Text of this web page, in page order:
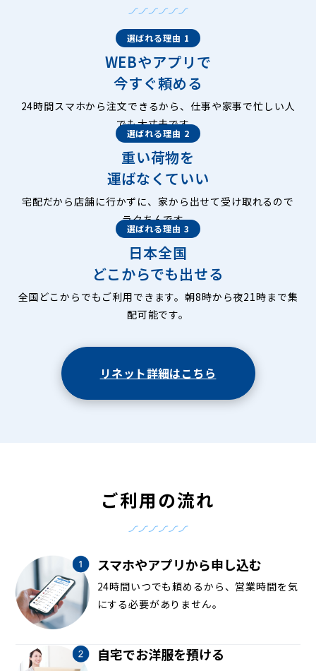
選ばれる理由 1
WEBやアプリで
今すぐ頼める
24時間スマホから注文できるから、仕事や家事で忙しい人
でも大丈夫です。
選ばれる理由 2
重い荷物を
運ばなくていい
宅配だから店舗に行かずに、家から出せて受け取れるので
ラクちんです。
選ばれる理由 3
日本全国
どこからでも出せる
全国どこからでもご利用できます。朝8時から夜21時まで集
配可能です。
リネット詳細はこちら
ご利用の流れ
スマホやアプリから申し込む
24時間いつでも頼めるから、営業時間を気
にする必要がありません。
自宅でお洋服を預ける